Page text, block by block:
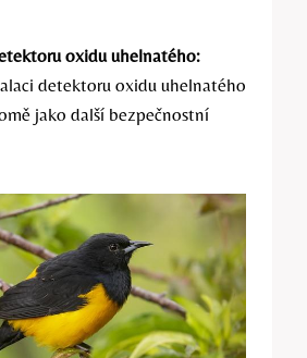
oxidu uhelnatého:
detektoru oxidu uhelnatého
jako další bezpečnostní